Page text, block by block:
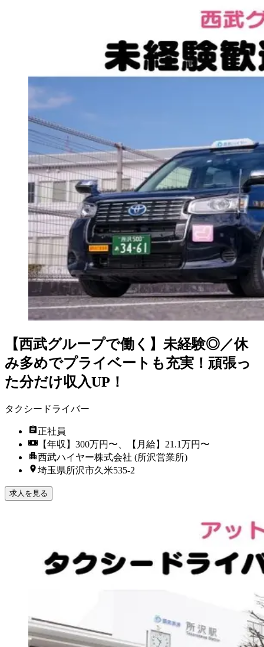
【西武グループで働く】未経験◎／休
み多めでプライベートも充実！頑張っ
た分だけ収入UP！
タクシードライバー
正社員
【年収】300万円〜、【月給】21.1万円〜
西武ハイヤー株式会社 (所沢営業所)
埼玉県所沢市久米535-2
求人を見る